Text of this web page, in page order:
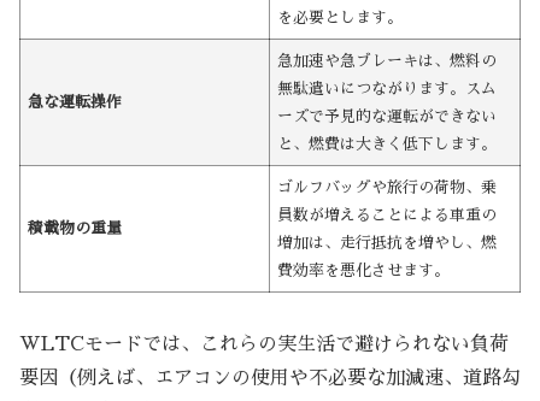
を必要とします。
急な運転操作
急加速や急ブレーキは、燃料の
無駄遣いにつながります。スム
ーズで予見的な運転ができない
と、燃費は大きく低下します。
積載物の重量
ゴルフバッグや旅行の荷物、乗
員数が増えることによる車重の
増加は、走行抵抗を増やし、燃
費効率を悪化させます。
WLTCモードでは、これらの実生活で避けられない負荷
要因（例えば、エアコンの使用や不必要な加減速、道路勾